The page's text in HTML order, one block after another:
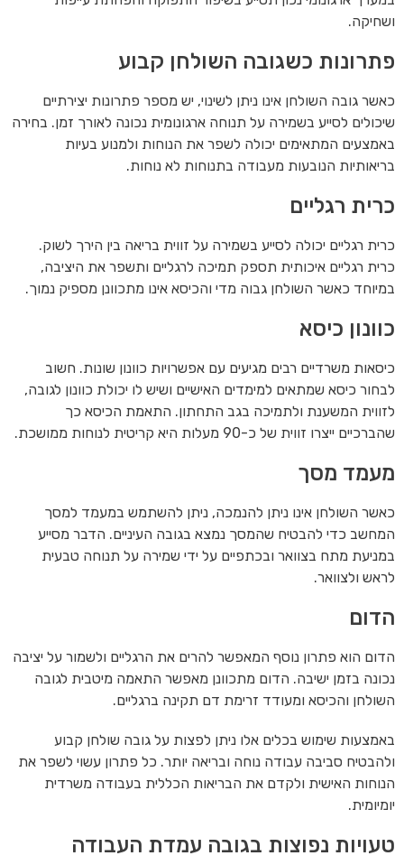
ושחיקה.
פתרונות כשגובה השולחן קבוע
כאשר גובה השולחן אינו ניתן לשינוי, יש מספר פתרונות יצירתיים
שיכולים לסייע בשמירה על תנוחה ארגונומית נכונה לאורך זמן. בחירה
באמצעים המתאימים יכולה לשפר את הנוחות ולמנוע בעיות
בריאותיות הנובעות מעבודה בתנוחות לא נוחות.
כרית רגליים
כרית רגליים יכולה לסייע בשמירה על זווית בריאה בין הירך לשוק.
כרית רגליים איכותית תספק תמיכה לרגליים ותשפר את היציבה,
במיוחד כאשר השולחן גבוה מדי והכיסא אינו מתכוונן מספיק נמוך.
כוונון כיסא
כיסאות משרדיים רבים מגיעים עם אפשרויות כוונון שונות. חשוב
לבחור כיסא שמתאים למימדים האישיים ושיש לו יכולת כוונון לגובה,
לזווית המשענת ולתמיכה בגב התחתון. התאמת הכיסא כך
שהברכיים ייצרו זווית של כ-90 מעלות היא קריטית לנוחות ממושכת.
מעמד מסך
כאשר השולחן אינו ניתן להנמכה, ניתן להשתמש במעמד למסך
המחשב כדי להבטיח שהמסך נמצא בגובה העיניים. הדבר מסייע
במניעת מתח בצוואר ובכתפיים על ידי שמירה על תנוחה טבעית
לראש ולצוואר.
הדום
הדום הוא פתרון נוסף המאפשר להרים את הרגליים ולשמור על יציבה
נכונה בזמן ישיבה. הדום מתכוונן מאפשר התאמה מיטבית לגובה
השולחן והכיסא ומעודד זרימת דם תקינה ברגליים.
באמצעות שימוש בכלים אלו ניתן לפצות על גובה שולחן קבוע
ולהבטיח סביבה עבודה נוחה ובריאה יותר. כל פתרון עשוי לשפר את
הנוחות האישית ולקדם את הבריאות הכללית בעבודה משרדית
יומיומית.
טעויות נפוצות בגובה עמדת העבודה